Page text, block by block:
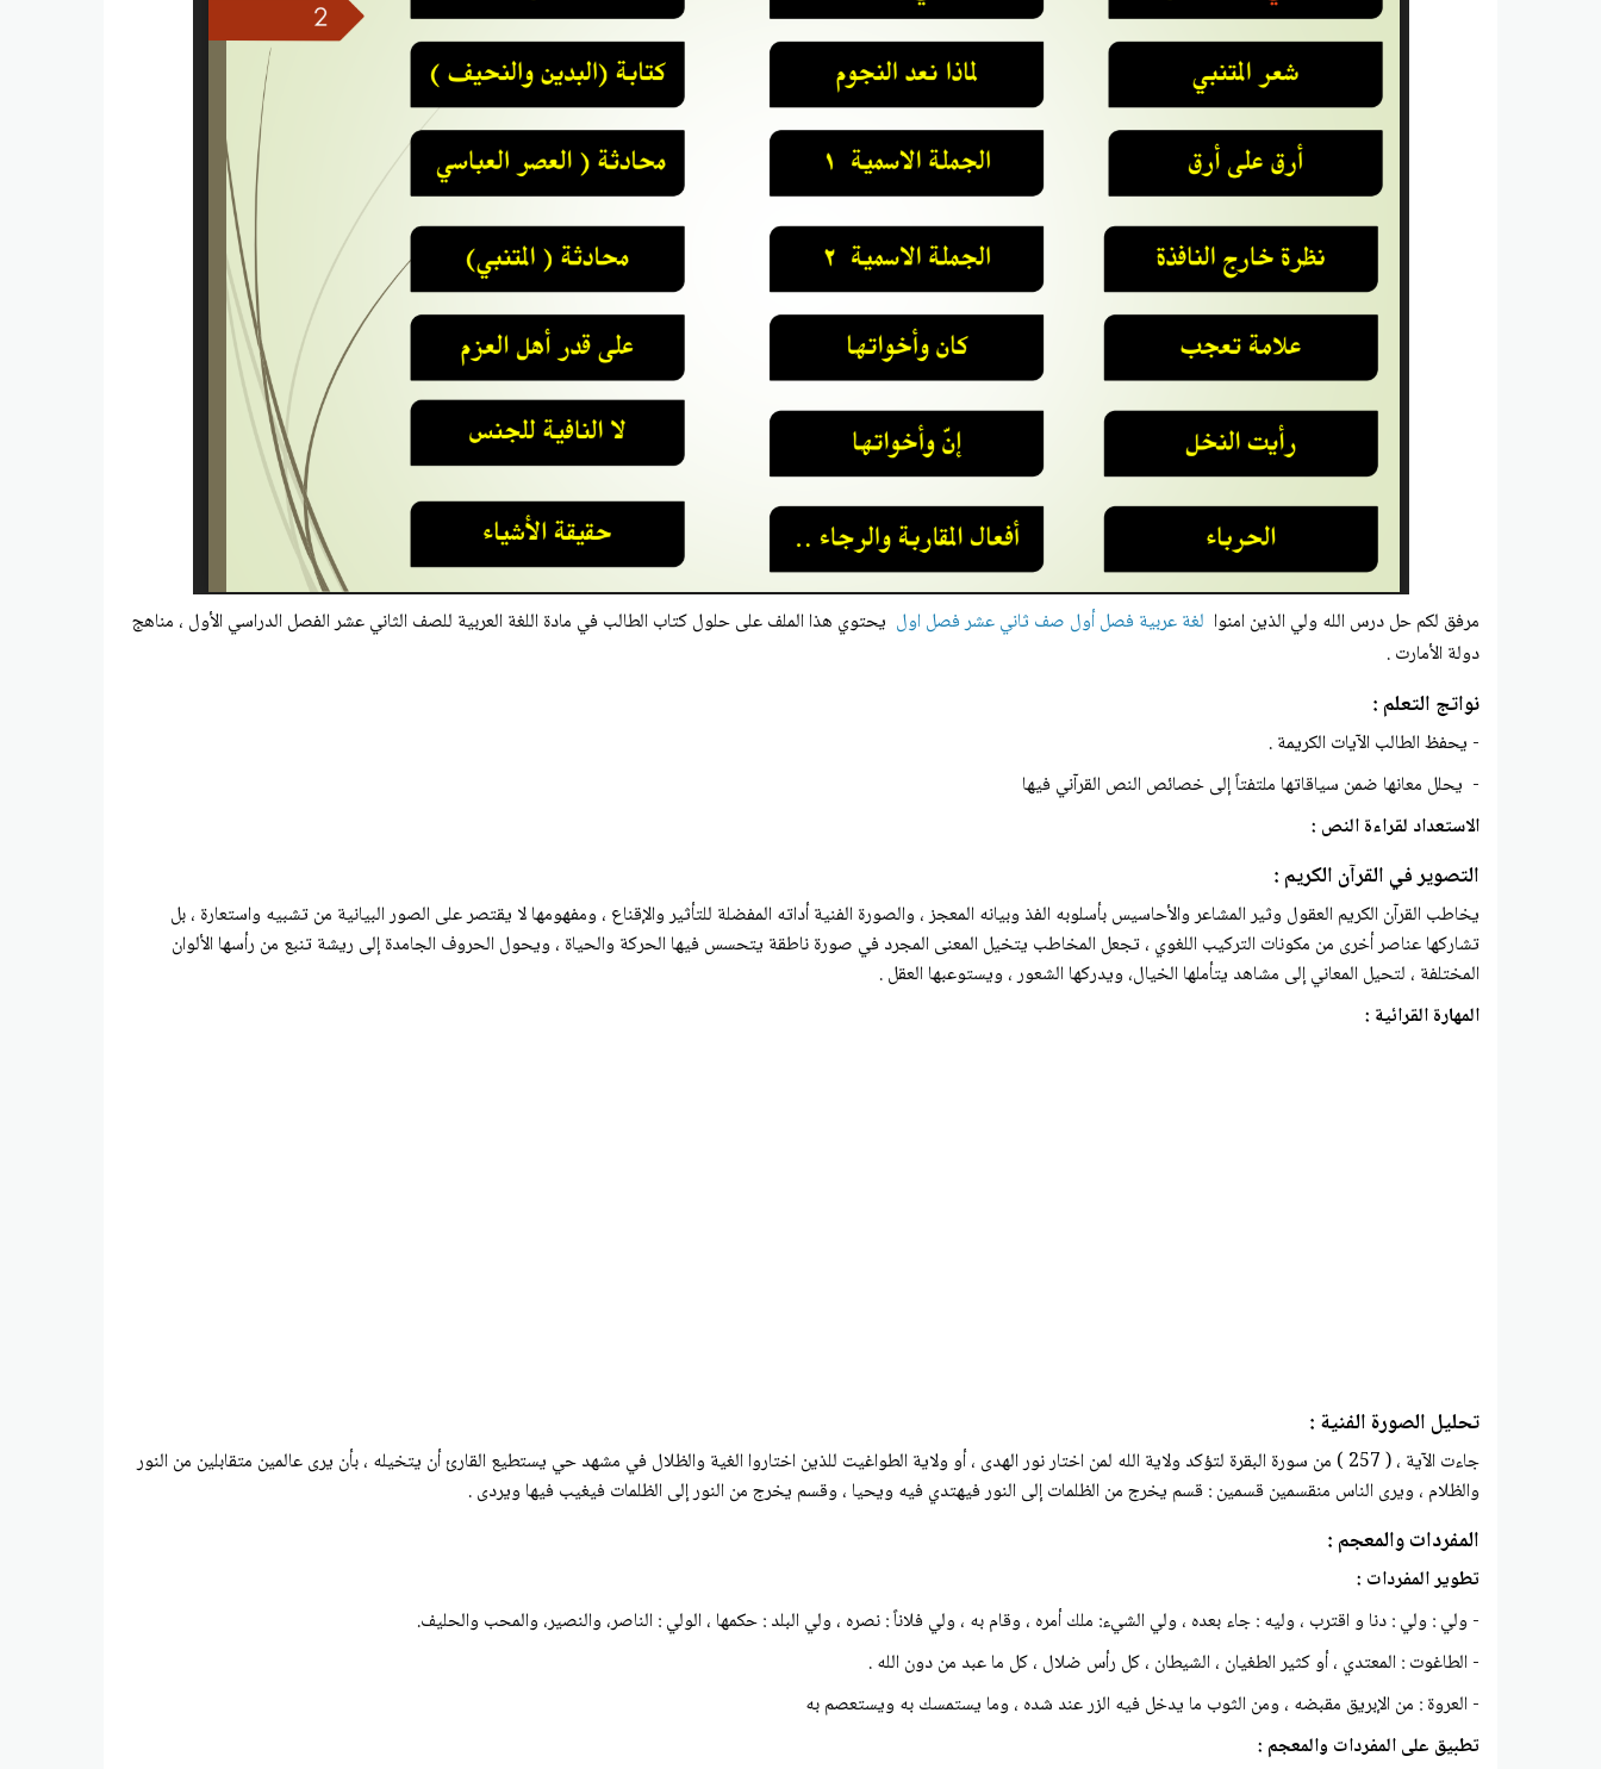
مرفق لكمحل درس الله ولي الذين امنوا لغة عربية فصل أول صف ثاني عشر فصل اول يحتوي هذا الملف على حلول كتاب الطالب في مادة اللغة العربية للصف الثاني عشر الفصل الدراسي الأول ، مناهج
دولة الأمارت .
نواتج التعلم :
- يحفظ الطالب الآيات الكريمة .
- يحلل معانها ضمن سياقاتها ملتفتاً إلى خصائص النص القرآني فيها
الاستعداد لقراءة النص :
التصوير في القرآن الكريم :
يخاطب القرآن الكريم العقول وثير المشاعر والأحاسيس بأسلوبه الفذ وبيانه المعجز ، والصورة الفنية أداته المفضلة للتأثير والإقناع ، ومفهومها لا يقتصر على الصور البيانية من تشبيه واستعارة ، بل
تشاركها عناصر أخرى من مكونات التركيب اللغوي ، تجعل المخاطب يتخيل المعنى المجرد في صورة ناطقة يتحسس فيها الحركة والحياة ، ويحول الحروف الجامدة إلى ريشة تنبع من رأسها الألوان
المختلفة ، لتحيل المعاني إلى مشاهد يتأملها الخيال، ويدركها الشعور ، ويستوعبها العقل .
المهارة القرائية :
تحليل الصورة الفنية :
جاءت الآية ، ( 257 ) من سورة البقرة لتؤكد ولاية الله لمن اختار نور الهدى ، أو ولاية الطواغيت للذين اختاروا الغية والظلال في مشهد حي يستطيع القارئ أن يتخيله ، بأن يرى عالمين متقابلين من النور
والظلام ، ويرى الناس منقسمين قسمين : قسم يخرج من الظلمات إلى النور فيهتدي فيه ويحيا ، وقسم يخرج من النور إلى الظلمات فيغيب فيها ویردی .
المفردات والمعجم :
تطوير المفردات :
- ولي : ولي : دنا و اقترب ، وليه : جاء بعده ، ولي الشيء: ملك أمره ، وقام به ، ولي فلاناً : نصره ، ولي البلد : حكمها ، الولي : الناصر، والنصير، والمحب والحليف.
- الطاغوت : المعتدي ، أو كثير الطغيان ، الشيطان ، كل رأس ضلال ، كل ما عبد من دون الله .
- العروة : من الإبريق مقبضه ، ومن الثوب ما يدخل فيه الزر عند شده ، وما يستمسك به ويستعصم به
تطبيق على المفردات والمعجم :